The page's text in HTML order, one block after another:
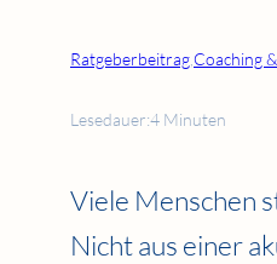
Ratgeberbeitrag Coaching
Lesedauer:4 Minuten
Viele Menschen
Nicht aus einer